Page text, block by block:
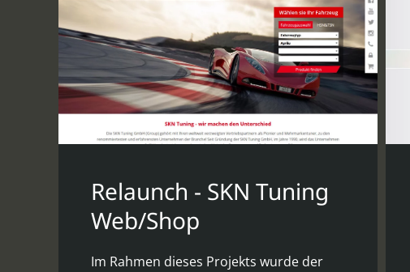
Relaunch - SKN Tuning
Web/Shop
Im Rahmen dieses Projekts wurde der